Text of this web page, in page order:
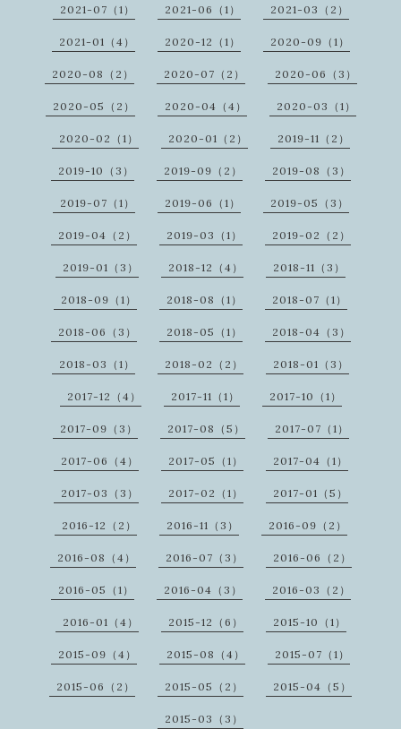
2021-07（1） 2021-06（1） 2021-03（2）
2021-01（4） 2020-12（1） 2020-09（1）
2020-08（2） 2020-07（2） 2020-06（3）
2020-05（2） 2020-04（4） 2020-03（1）
2020-02（1） 2020-01（2） 2019-11（2）
2019-10（3） 2019-09（2） 2019-08（3）
2019-07（1） 2019-06（1） 2019-05（3）
2019-04（2） 2019-03（1） 2019-02（2）
2019-01（3） 2018-12（4） 2018-11（3）
2018-09（1） 2018-08（1） 2018-07（1）
2018-06（3） 2018-05（1） 2018-04（3）
2018-03（1） 2018-02（2） 2018-01（3）
2017-12（4） 2017-11（1） 2017-10（1）
2017-09（3） 2017-08（5） 2017-07（1）
2017-06（4） 2017-05（1） 2017-04（1）
2017-03（3） 2017-02（1） 2017-01（5）
2016-12（2） 2016-11（3） 2016-09（2）
2016-08（4） 2016-07（3） 2016-06（2）
2016-05（1） 2016-04（3） 2016-03（2）
2016-01（4） 2015-12（6） 2015-10（1）
2015-09（4） 2015-08（4） 2015-07（1）
2015-06（2） 2015-05（2） 2015-04（5）
2015-03（3）